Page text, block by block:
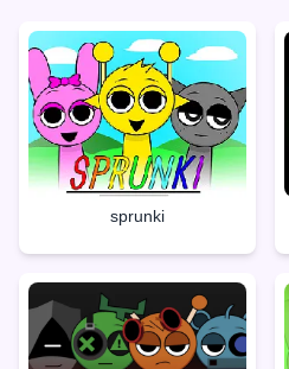
sprunki